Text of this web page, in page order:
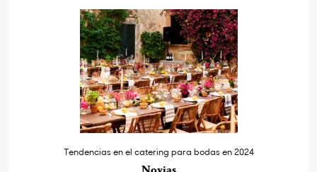
Tendencias en el catering para bodas en 2024